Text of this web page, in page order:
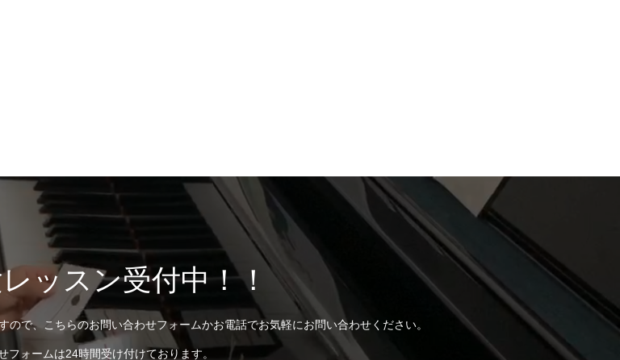
ッスン受付中！！
で、こちらのお問い合わせフォームかお電話でお気軽にお問い合わせください。
フォームは24時間受け付けております。